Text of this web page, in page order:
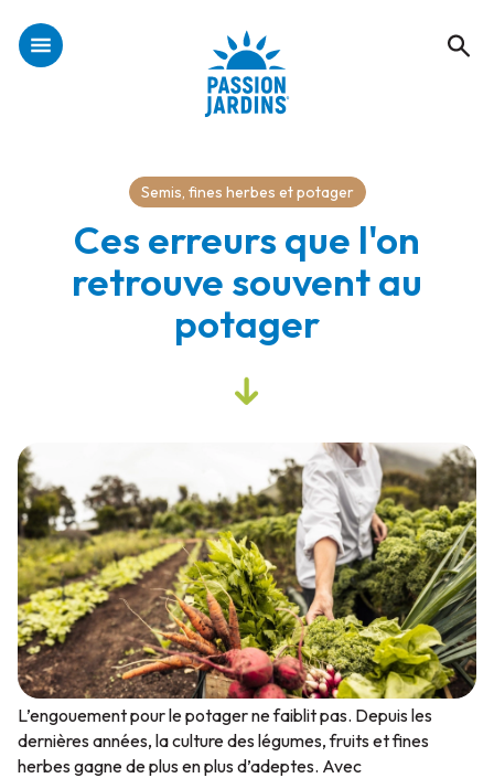
Semis, fines herbes et potager
Ces erreurs que l'on
retrouve souvent au
potager
L’engouement pour le potager ne faiblit pas. Depuis les
dernières années, la culture des légumes, fruits et fines
herbes gagne de plus en plus d’adeptes. Avec